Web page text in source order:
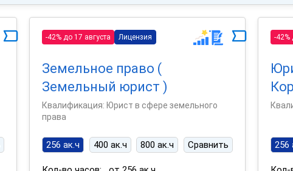
-42% до 17 августа Лицензия
Земельное право (
Земельный юрист )
Квалификация: Юрист в сфере земельного
права
256 ак.ч 400 ак.ч 800 ак.ч Сравнить
-42%
256